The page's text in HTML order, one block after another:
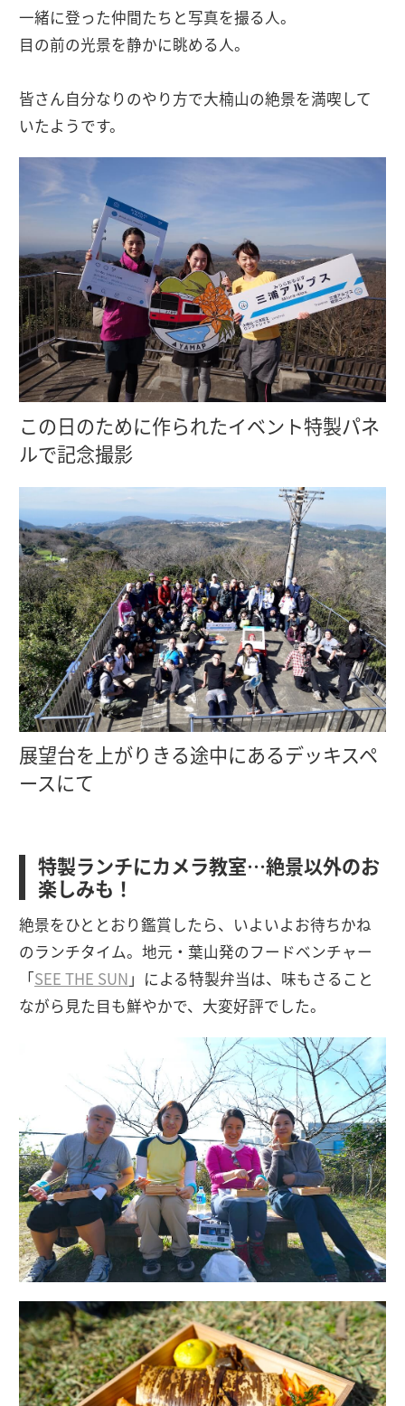
一緒に登った仲間たちと写真を撮る人。
目の前の光景を静かに眺める人。
皆さん自分なりのやり方で大楠山の絶景を満喫して
いたようです。
この日のために作られたイベント特製パネ
ルで記念撮影
展望台を上がりきる途中にあるデッキスペ
ースにて
特製ランチにカメラ教室…絶景以外のお
楽しみも！
絶景をひととおり鑑賞したら、いよいよお待ちかね
のランチタイム。地元・葉山発のフードベンチャー
「SEE THE SUN 」による特製弁当は、味もさること
ながら見た目も鮮やかで、大変好評でした。